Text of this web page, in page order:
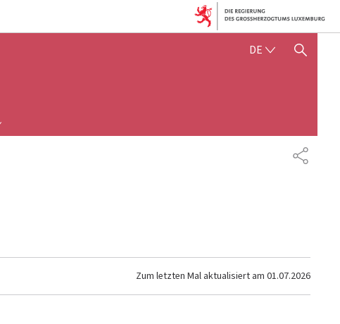
DE DEUTSCH
SUCHFLED ANZEIGEN /
TEILEN
Zum letzten Mal aktualisiert am 01.07.2026